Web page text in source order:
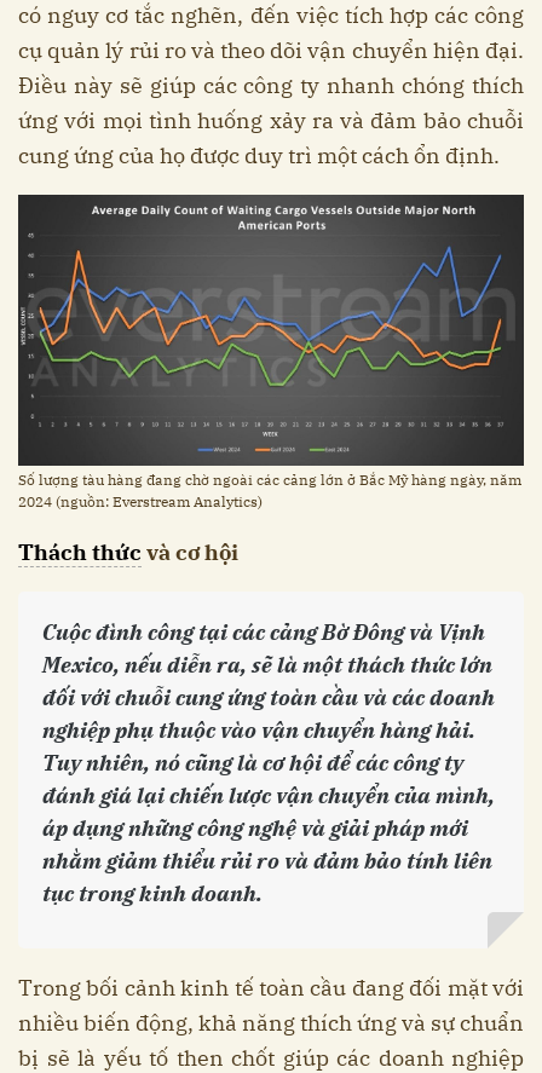
có nguy cơ tắc nghẽn, đến việc tích hợp các công
cụ quản lý rủi ro và theo dõi vận chuyển hiện đại.
Điều này sẽ giúp các công ty nhanh chóng thích
ứng với mọi tình huống xảy ra và đảm bảo chuỗi
cung ứng của họ được duy trì một cách ổn định.
Số lượng tàu hàng đang chờ ngoài các cảng lớn ở Bắc Mỹ hàng ngày, năm
2024 (nguồn: Everstream Analytics)
Thách thức và cơ hội
Cuộc đình công tại các cảng Bờ Đông và Vịnh
Mexico, nếu diễn ra, sẽ là một thách thức lớn
đối với chuỗi cung ứng toàn cầu và các doanh
nghiệp phụ thuộc vào vận chuyển hàng hải.
Tuy nhiên, nó cũng là cơ hội để các công ty
đánh giá lại chiến lược vận chuyển của mình,
áp dụng những công nghệ và giải pháp mới
nhằm giảm thiểu rủi ro và đảm bảo tính liên
tục trong kinh doanh.
Trong bối cảnh kinh tế toàn cầu đang đối mặt với
nhiều biến động, khả năng thích ứng và sự chuẩn
bị sẽ là yếu tố then chốt giúp các doanh nghiệp